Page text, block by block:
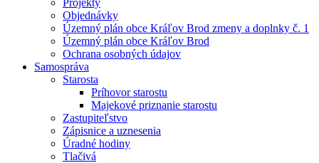
Projekty
Objednávky
Územný plán obce Kráľov Brod zmeny a doplnky č. 1
Územný plán obce Kráľov Brod
Ochrana osobných údajov
Samospráva
Starosta
Príhovor starostu
Majekové priznanie starostu
Zastupiteľstvo
Zápisnice a uznesenia
Úradné hodiny
Tlačivá